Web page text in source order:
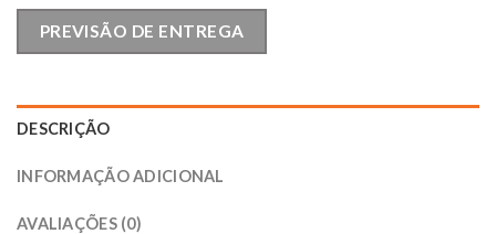
PREVISÃO DE ENTREGA
DESCRIÇÃO
INFORMAÇÃO ADICIONAL
AVALIAÇÕES (0)